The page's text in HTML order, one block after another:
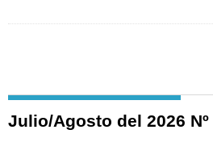
Julio/Agosto del 2026 Nº